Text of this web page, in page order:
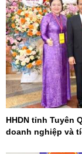
HHDN tỉnh Tuyên
doanh nghiệp và